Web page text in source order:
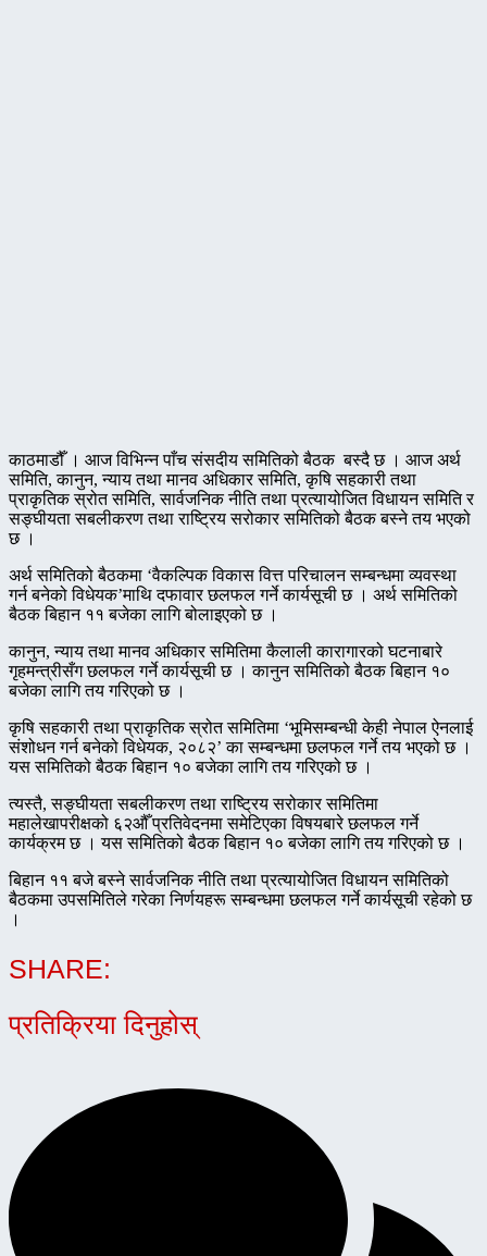
काठमाडौँ । आज विभिन्न पाँच संसदीय समितिको बैठक बस्दै छ । आज अर्थ
समिति, कानुन, न्याय तथा मानव अधिकार समिति, कृषि सहकारी तथा
प्राकृतिक स्रोत समिति, सार्वजनिक नीति तथा प्रत्यायोजित विधायन समिति र
सङ्घीयता सबलीकरण तथा राष्ट्रिय सरोकार समितिको बैठक बस्ने तय भएको
छ ।
अर्थ समितिको बैठकमा ‘वैकल्पिक विकास वित्त परिचालन सम्बन्धमा व्यवस्था
गर्न बनेको विधेयक’माथि दफावार छलफल गर्ने कार्यसूची छ । अर्थ समितिको
बैठक बिहान ११ बजेका लागि बोलाइएको छ ।
कानुन, न्याय तथा मानव अधिकार समितिमा कैलाली कारागारको घटनाबारे
गृहमन्त्रीसँग छलफल गर्ने कार्यसूची छ । कानुन समितिको बैठक बिहान १०
बजेका लागि तय गरिएको छ ।
कृषि सहकारी तथा प्राकृतिक स्रोत समितिमा ‘भूमिसम्बन्धी केही नेपाल ऐनलाई
संशोधन गर्न बनेको विधेयक, २०८२’ का सम्बन्धमा छलफल गर्ने तय भएको छ ।
यस समितिको बैठक बिहान १० बजेका लागि तय गरिएको छ ।
त्यस्तै, सङ्घीयता सबलीकरण तथा राष्ट्रिय सरोकार समितिमा
महालेखापरीक्षको ६२औँ प्रतिवेदनमा समेटिएका विषयबारे छलफल गर्ने
कार्यक्रम छ । यस समितिको बैठक बिहान १० बजेका लागि तय गरिएको छ ।
बिहान ११ बजे बस्ने सार्वजनिक नीति तथा प्रत्यायोजित विधायन समितिको
बैठकमा उपसमितिले गरेका निर्णयहरू सम्बन्धमा छलफल गर्ने कार्यसूची रहेको छ
।
SHARE:
प्रतिक्रिया दिनुहोस्